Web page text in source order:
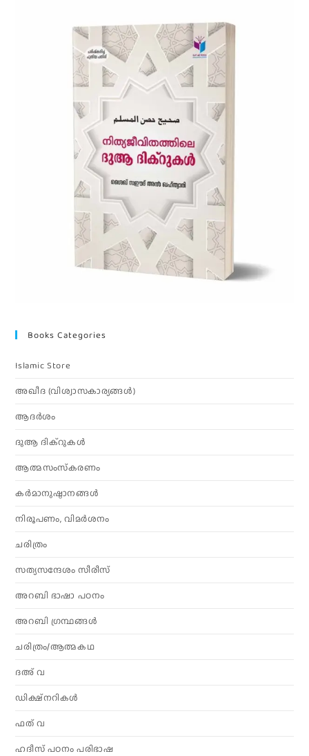
Books Categories
Islamic Store
അഖീദ (വിശ്വാസകാര്യങ്ങള്‍)
ആദര്‍ശം
ദുആ ദിക്റുകൾ
ആത്മസംസ്‌കരണം
കര്‍മാനുഷ്ഠാനങ്ങള്‍
നിരൂപണം, വിമര്‍ശനം
ചരിത്രം
സത്യസന്ദേശം സീരീസ്
അറബി ഭാഷാ പഠനം
അറബി ഗ്രന്ഥങ്ങൾ
ചരിത്രം/ആത്മകഥ
ദഅ് വ
ഡിക്ഷ്നറികൾ
ഫത് വ
ഹദീസ് പഠനം പരിഭാഷ